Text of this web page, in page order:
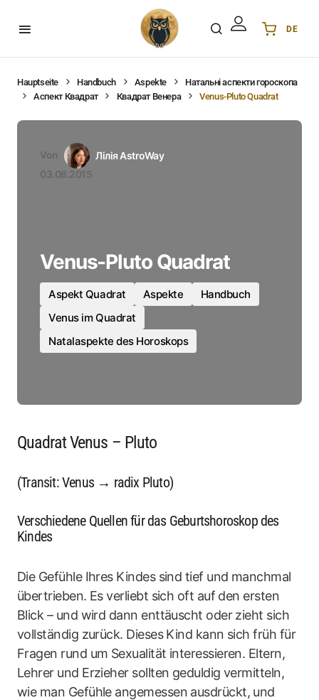
DE
English
DE Deutsch
PL Polski
Hauptseite Handbuch Aspekte
Натальні аспекти гороскопа
Аспект Квадрат
Квадрат Венера Venus-Pluto Quadrat
Von
Лілія AstroWay
03.08.2015
Venus-Pluto Quadrat
Aspekt Quadrat Aspekte
Handbuch
Venus im Quadrat
Natalaspekte des Horoskops
Quadrat Venus – Pluto
(Transit: Venus → radix Pluto)
Verschiedene Quellen für das Geburtshoroskop des
Kindes
Die Gefühle Ihres Kindes sind tief und manchmal
übertrieben. Es verliebt sich oft auf den ersten
Blick – und wird dann enttäuscht oder zieht sich
vollständig zurück. Dieses Kind kann sich früh für
Fragen rund um Sexualität interessieren. Eltern,
Lehrer und Erzieher sollten geduldig vermitteln,
wie man Gefühle angemessen ausdrückt, und